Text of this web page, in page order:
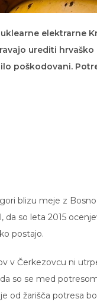
elektrarne
urediti
poškodovani.
blizu meje z
da so leta 2015
postajo.
Čerkezovcu ni
so se med
od žarišča potresa